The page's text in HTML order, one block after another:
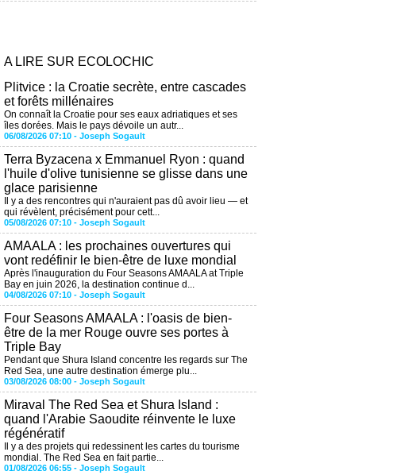
A LIRE SUR ECOLOCHIC
Plitvice : la Croatie secrète, entre cascades
et forêts millénaires
On connaît la Croatie pour ses eaux adriatiques et ses
îles dorées. Mais le pays dévoile un autr...
06/08/2026 07:10 - Joseph Sogault
Terra Byzacena x Emmanuel Ryon : quand
l'huile d'olive tunisienne se glisse dans une
glace parisienne
Il y a des rencontres qui n'auraient pas dû avoir lieu — et
qui révèlent, précisément pour cett...
05/08/2026 07:10 - Joseph Sogault
AMAALA : les prochaines ouvertures qui
vont redéfinir le bien-être de luxe mondial
Après l'inauguration du Four Seasons AMAALA at Triple
Bay en juin 2026, la destination continue d...
04/08/2026 07:10 - Joseph Sogault
Four Seasons AMAALA : l'oasis de bien-
être de la mer Rouge ouvre ses portes à
Triple Bay
Pendant que Shura Island concentre les regards sur The
Red Sea, une autre destination émerge plu...
03/08/2026 08:00 - Joseph Sogault
Miraval The Red Sea et Shura Island :
quand l'Arabie Saoudite réinvente le luxe
régénératif
Il y a des projets qui redessinent les cartes du tourisme
mondial. The Red Sea en fait partie...
01/08/2026 06:55 - Joseph Sogault